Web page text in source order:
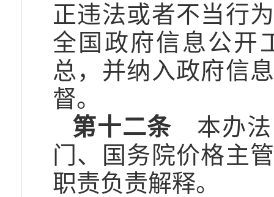
正违法或者不当行
全国政府信息公开
总，并纳入政府信
督。
第十二条 本办法
门、国务院价格主
职责负责解释。